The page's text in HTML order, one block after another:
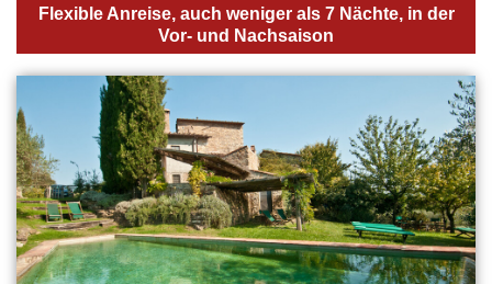
Flexible Anreise, auch weniger als 7 Nächte, in der
Vor- und Nachsaison